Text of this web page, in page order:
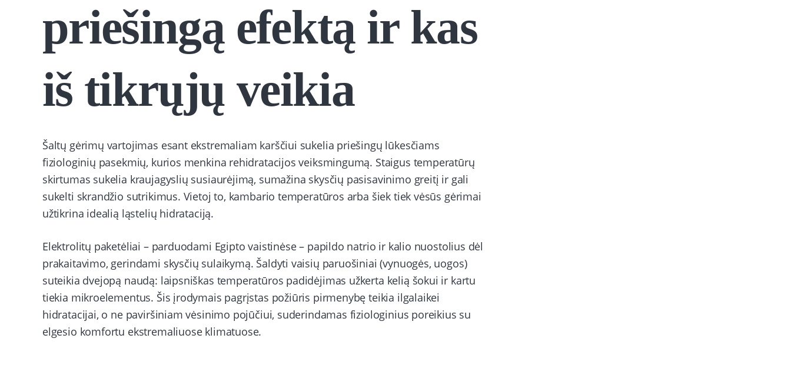
priešingą efektą ir kas
iš tikrųjų veikia
Šaltų gėrimų vartojimas esant ekstremaliam karščiui sukelia priešingų lūkesčiams
fiziologinių pasekmių, kurios menkina rehidratacijos veiksmingumą. Staigus temperatūrų
skirtumas sukelia kraujagyslių susiaurėjimą, sumažina skysčių pasisavinimo greitį ir gali
sukelti skrandžio sutrikimus. Vietoj to, kambario temperatūros arba šiek tiek vėsūs gėrimai
užtikrina idealią ląstelių hidrataciją.
Elektrolitų paketėliai – parduodami Egipto vaistinėse – papildo natrio ir kalio nuostolius dėl
prakaitavimo, gerindami skysčių sulaikymą. Šaldyti vaisių paruošiniai (vynuogės, uogos)
suteikia dvejopą naudą: laipsniškas temperatūros padidėjimas užkerta kelią šokui ir kartu
tiekia mikroelementus. Šis įrodymais pagrįstas požiūris pirmenybę teikia ilgalaikei
hidratacijai, o ne paviršiniam vėsinimo pojūčiui, suderindamas fiziologinius poreikius su
elgesio komfortu ekstremaliuose klimatuose.